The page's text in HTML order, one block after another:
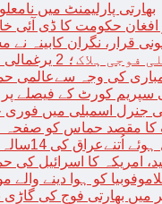
بھارتی پارلیمنٹ میں
افغان حکومت کا ڈی آئی
قرار، نگران کابینہ
کی وجہ سےعالمی
سپریم کورٹ کے فیصلے
جنرل اسمبلی میں فوری
مقصد حماس کو صفحہ
جنگ میں نہیں ہوئے، جمائما
امریکہ کا اسرائیل
کو ہوا دینے والے
میں بھارتی فوج کی گاڑی